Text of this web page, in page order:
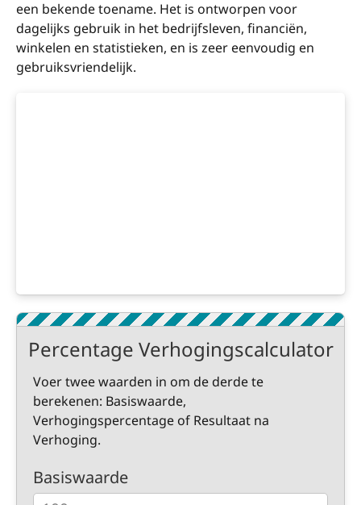
een bekende toename. Het is ontworpen voor
dagelijks gebruik in het bedrijfsleven, financiën,
winkelen en statistieken, en is zeer eenvoudig en
gebruiksvriendelijk.
Percentage Verhogingscalculator
Voer twee waarden in om de derde te
berekenen: Basiswaarde,
Verhogingspercentage of Resultaat na
Verhoging.
Basiswaarde